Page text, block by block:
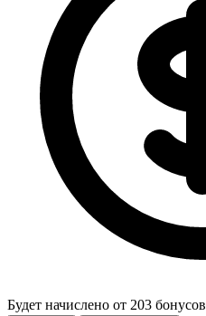
Будет начислено от 203 бонусов